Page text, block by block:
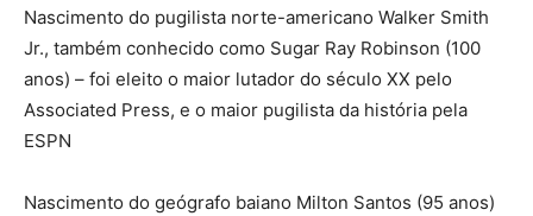
Nascimento do pugilista norte-americano Walker Smith
Jr., também conhecido como Sugar Ray Robinson (100
anos) – foi eleito o maior lutador do século XX pelo
Associated Press, e o maior pugilista da história pela
ESPN
Nascimento do geógrafo baiano Milton Santos (95 anos)